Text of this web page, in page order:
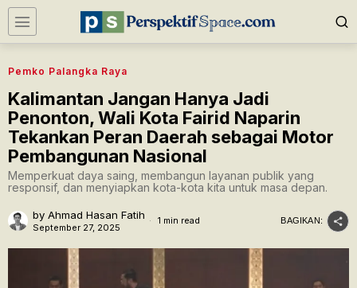
Pemko Palangka Raya
Kalimantan Jangan Hanya Jadi
Penonton, Wali Kota Fairid Naparin
Tekankan Peran Daerah sebagai Motor
Pembangunan Nasional
Memperkuat daya saing, membangun layanan publik yang
responsif, dan menyiapkan kota-kota kita untuk masa depan.
by Ahmad Hasan Fatih
September 27, 2025
1 min read BAGIKAN: